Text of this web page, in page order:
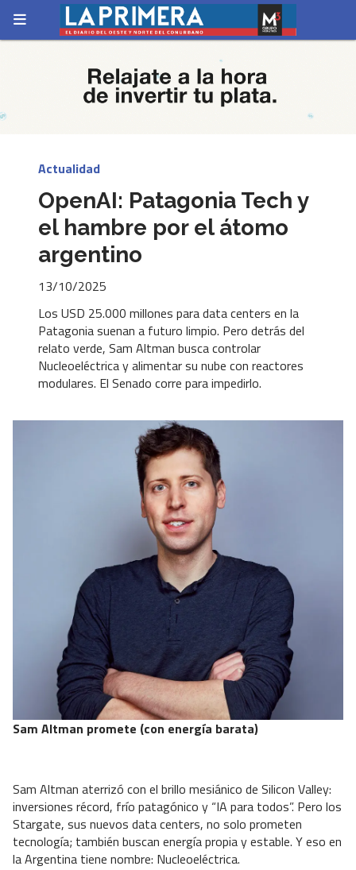
OpenAI: Patagonia Tech y
el hambre por el átomo
argentino
Los USD 25.000 millones para data centers en la
Patagonia suenan a futuro limpio. Pero detrás del
relato verde, Sam Altman busca controlar
Nucleoeléctrica y alimentar su nube con reactores
modulares. El Senado corre para impedirlo.
Actualidad
13/10/2025
Sam Altman promete (con energía barata)
Sam Altman aterrizó con el brillo mesiánico de Silicon Valley:
inversiones récord, frío patagónico y “IA para todos”. Pero los
Stargate, sus nuevos data centers, no solo prometen
tecnología; también buscan energía propia y estable. Y eso en
la Argentina tiene nombre: Nucleoeléctrica.